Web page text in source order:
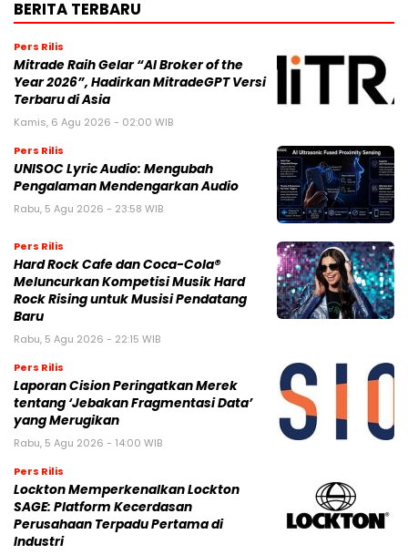
BERITA TERBARU
Pers Rilis
Mitrade Raih Gelar “AI Broker of the
Year 2026”, Hadirkan MitradeGPT Versi
Terbaru di Asia
Kamis, 6 Agu 2026 - 02:00 WIB
Pers Rilis
UNISOC Lyric Audio: Mengubah
Pengalaman Mendengarkan Audio
Rabu, 5 Agu 2026 - 23:58 WIB
Pers Rilis
Hard Rock Cafe dan Coca-Cola®
Meluncurkan Kompetisi Musik Hard
Rock Rising untuk Musisi Pendatang
Baru
Rabu, 5 Agu 2026 - 22:15 WIB
Pers Rilis
Laporan Cision Peringatkan Merek
tentang ‘Jebakan Fragmentasi Data’
yang Merugikan
Rabu, 5 Agu 2026 - 14:00 WIB
Pers Rilis
Lockton Memperkenalkan Lockton
SAGE: Platform Kecerdasan
Perusahaan Terpadu Pertama di
Industri